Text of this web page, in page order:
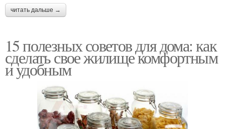
читать дальше →
15 полезных советов для дома: как
сделать свое жилище комфортным
и удобным